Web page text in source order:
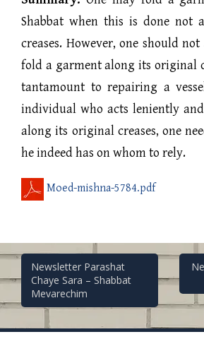
Shabbat when this is done not
creases. However, one should
fold a garment along its original
tantamount to repairing a
individual who acts leniently
along its original creases, one
he indeed has on whom to rely.
Moed-mishna-5784.pdf
Post
navigation
Newsletter Parashat
Chaye Sara – Shabbat
Mevarechim